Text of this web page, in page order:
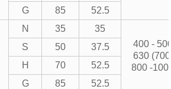
G
85 52.5
N 35
35
400 -
630
800 -
S 50
37.5
H
70
52.5
G
85 52.5